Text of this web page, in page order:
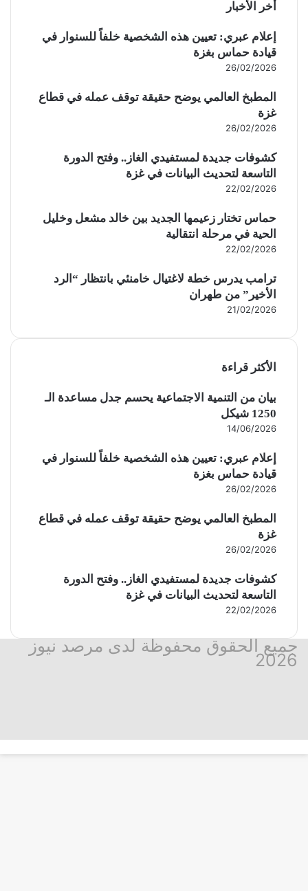
أخر الأخبار
إعلام عبري: تعيين هذه الشخصية خلفاً للسنوار في
قيادة حماس بغزة
26/02/2026
المطبخ العالمي يوضح حقيقة توقف عمله في قطاع
غزة
26/02/2026
كشوفات جديدة لمستفيدي الغاز.. وفتح الدورة
التاسعة لتحديث البيانات في غزة
22/02/2026
حماس تختار زعيمها الجديد بين خالد مشعل وخليل
الحية في مرحلة انتقالية
22/02/2026
ترامب يدرس خطة لاغتيال خامنئي بانتظار “الرد
الأخير” من طهران
21/02/2026
الأكثر قراءة
بيان من التنمية الاجتماعية يحسم جدل مساعدة الـ
1250 شيكل
14/06/2026
إعلام عبري: تعيين هذه الشخصية خلفاً للسنوار في
قيادة حماس بغزة
26/02/2026
المطبخ العالمي يوضح حقيقة توقف عمله في قطاع
غزة
26/02/2026
كشوفات جديدة لمستفيدي الغاز.. وفتح الدورة
التاسعة لتحديث البيانات في غزة
22/02/2026
جميع الحقوق محفوظة لدى مرصد نيوز
2026